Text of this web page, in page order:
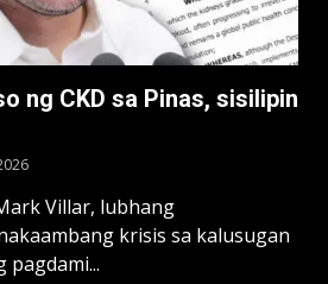
ng CKD sa Pinas, sisilipin
Villar, lubhang
krisis sa kalusugan
pagdami...